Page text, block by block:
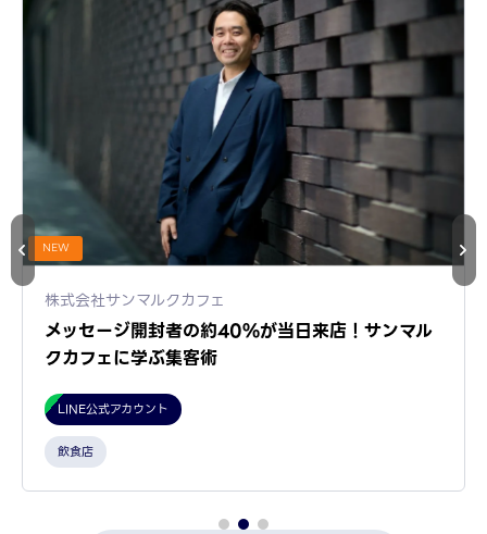
NEW
株式会社サンマルクカフェ
メッセージ開封者の約40%が当日来店！サンマル
クカフェに学ぶ集客術
LINE公式アカウント
飲食店